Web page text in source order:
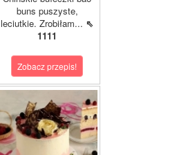
buns puszyste,
leciutkie. Zrobiłam... ⇖
1111
Zobacz przepis!